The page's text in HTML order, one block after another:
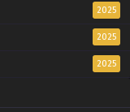
2025
2025
2025